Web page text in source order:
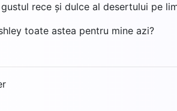
rece și dulce al desertului pe
toate astea pentru mine azi?